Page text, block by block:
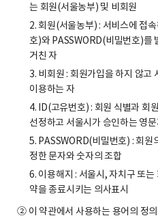
는 회원(서울농부) 및 비회원
2. 회원(서울농부) : 서비스에 접
호)와 PASSWORD(비밀번호)를
거친 자
3. 비회원 : 회원가입을 하지 않고
이용하는 자
4. ID(고유번호) : 회원 식별과 회
선정하고 서울시가 승인하는 영
5. PASSWORD(비밀번호) : 회원
정한 문자와 숫자의 조합
6. 이용해지 : 서울시, 자치구 또
약을 종료시키는 의사표시
② 이 약관에서 사용하는 용어의 정